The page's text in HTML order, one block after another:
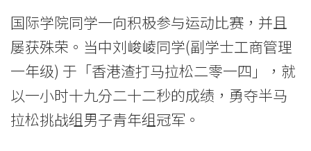
马
青
年
挑
战
国际学院同学一向积极参与运动比赛，并且
屡获殊荣。当中刘峻崚同学(副学士工商管理
一年级) 于「香港渣打马拉松二零一四」，就
以一小时十九分二十二秒的成绩，勇夺半马
拉松挑战组男子青年组冠军。